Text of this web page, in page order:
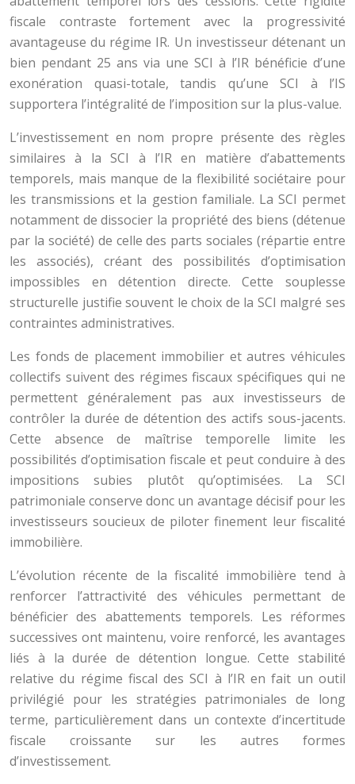
fiscale contraste fortement avec la progressivité
avantageuse du régime IR. Un investisseur détenant un
bien pendant 25 ans via une SCI à l’IR bénéficie d’une
exonération quasi-totale, tandis qu’une SCI à l’IS
supportera l’intégralité de l’imposition sur la plus-value.
L’investissement en nom propre présente des règles
similaires à la SCI à l’IR en matière d’abattements
temporels, mais manque de la flexibilité sociétaire pour
les transmissions et la gestion familiale. La SCI permet
notamment de dissocier la propriété des biens (détenue
par la société) de celle des parts sociales (répartie entre
les associés), créant des possibilités d’optimisation
impossibles en détention directe. Cette souplesse
structurelle justifie souvent le choix de la SCI malgré ses
contraintes administratives.
Les fonds de placement immobilier et autres véhicules
collectifs suivent des régimes fiscaux spécifiques qui ne
permettent généralement pas aux investisseurs de
contrôler la durée de détention des actifs sous-jacents.
Cette absence de maîtrise temporelle limite les
possibilités d’optimisation fiscale et peut conduire à des
impositions subies plutôt qu’optimisées. La SCI
patrimoniale conserve donc un avantage décisif pour les
investisseurs soucieux de piloter finement leur fiscalité
immobilière.
L’évolution récente de la fiscalité immobilière tend à
renforcer l’attractivité des véhicules permettant de
bénéficier des abattements temporels. Les réformes
successives ont maintenu, voire renforcé, les avantages
liés à la durée de détention longue. Cette stabilité
relative du régime fiscal des SCI à l’IR en fait un outil
privilégié pour les stratégies patrimoniales de long
terme, particulièrement dans un contexte d’incertitude
fiscale croissante sur les autres formes
d’investissement.